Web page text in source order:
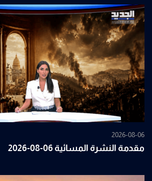
2026-08-06
مقدمة النشرة المسائية 06-08-2026